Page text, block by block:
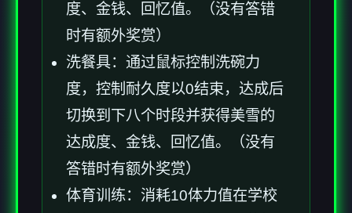
度、金钱、回忆值。（没有答错
时有额外奖赏）
洗餐具：通过鼠标控制洗碗力
度，控制耐久度以0结束，达成后
切换到下八个时段并获得美雪的
达成度、金钱、回忆值。（没有
答错时有额外奖赏）
体育训练：消耗10体力值在学校